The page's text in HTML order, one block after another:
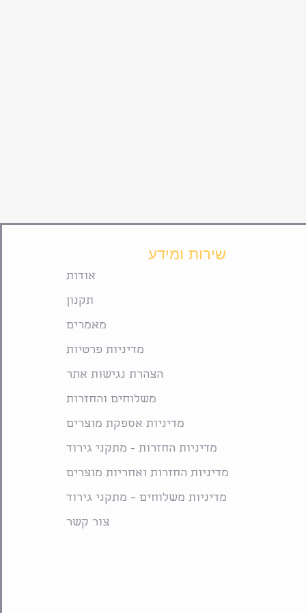
שירות ומידע
אודות
תקנון
מאמרים
מדיניות פרטיות
הצהרת נגישות אתר
משלוחים והחזרות
מדיניות אספקת מוצרים
מדיניות החזרות - מתקני גירוד
מדיניות החזרות ואחריות מוצרים
מדיניות משלוחים – מתקני גירוד
צור קשר